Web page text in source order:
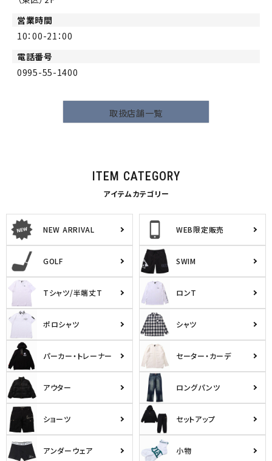
営業時間
10：00-21：00
電話番号
0995-55-1400
取扱店舗一覧
ITEM CATEGORY
アイテムカテゴリー
NEW ARRIVAL WEB限定販売
GOLF SWIM
Tシャツ/半端丈T ロンT
ポロシャツ シャツ
パーカー・トレーナー セーター・カーデ
アウター ロングパンツ
ショーツ セットアップ
アンダーウェア 小物